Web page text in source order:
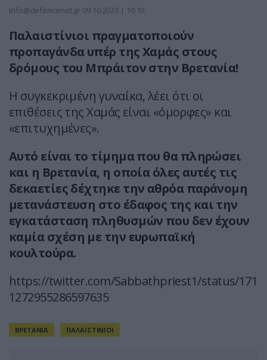
info@defencenet.gr 09.10.2023 | 10:10
Παλαιστίνιοι πραγματοποιούν
προπαγάνδα υπέρ της Χαμάς στους
δρόμους του Μπράιτον στην Βρετανία!
Η συγκεκριμένη γυναίκα, λέει ότι οι
επιθέσεις της Χαμάς είναι «όμορφες» και
«επιτυχημένες».
Αυτό είναι το τίμημα που θα πληρώσει
και η Βρετανία, η οποία όλες αυτές τις
δεκαετίες δέχτηκε την αθρόα παράνομη
μετανάστευση στο έδαφος της και την
εγκατάσταση πληθυσμών που δεν έχουν
καμία σχέση με την ευρωπαϊκή
κουλτούρα.
https://twitter.com/Sabbathpriest1/status/171
1272955286597635
ΒΡΕΤΑΝΙΑ ΠΑΛΑΙΣΤΙΝΙΟΙ